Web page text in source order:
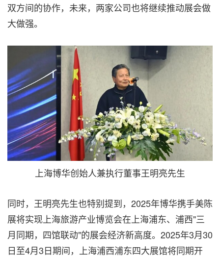
双方间的协作，未来，两家公司也将继续推动展会做
大做强。
上海博华创始人兼执行董事王明亮先生
同时，王明亮先生也特别提到，2025年博华携手美陈
展将实现上海旅游产业博览会在上海浦东、浦西"三
月同期，四馆联动"的展会经济新高度。2025年3月30
日至4月3日期间，上海浦西浦东四大展馆将同期开